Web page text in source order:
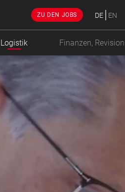
ZU DEN JOBS DE EN
Logistik Finanzen,